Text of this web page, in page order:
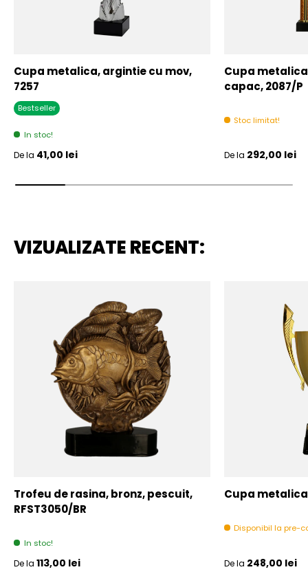
Cupa metalica, argintie cu mov,
7257
Bestseller
In stoc!
Pret initial
De la 41,00 lei
Cupa
capac, 2087/P
Stoc limitat!
Pret initial
De la 292,00 lei
VIZUALIZATE RECENT:
Trofeu de rasina, bronz, pescuit,
RFST3050/BR
In stoc!
Pret initial
De la 113,00 lei
Cupa
Disponibil la pre-
Pret initial
De la 248,00 lei